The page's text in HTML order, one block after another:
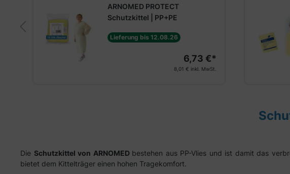
ARNOMED PROTECT
Schutzkittel | PP+PE
Lieferung bis 12.08.26
6,73 €*
8,01 € inkl. MwSt.
Die Schutzkittel von ARNOMED bestehen aus PP-Vlies und ist damit das
bietet dem Kittelträger einen hohen Tragekomfort.